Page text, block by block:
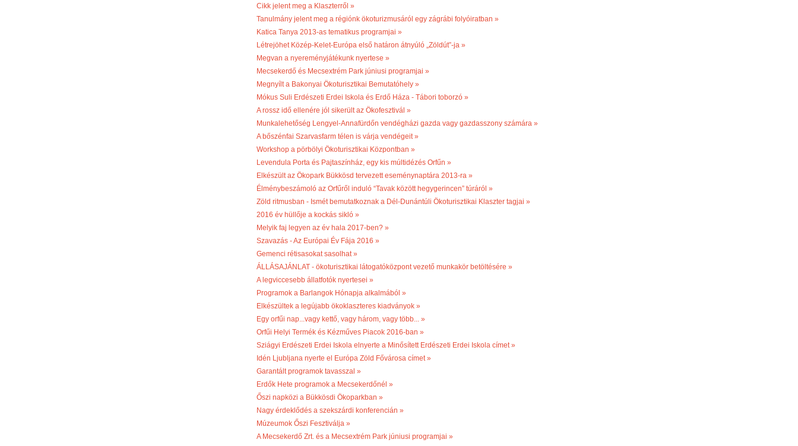
Cikk jelent meg a Klaszterről »
Tanulmány jelent meg a régiónk ökoturizmusáról egy zágrábi folyóiratban »
Katica Tanya 2013-as tematikus programjai »
Létrejöhet Közép-Kelet-Európa első határon átnyúló „Zöldút”-ja »
Megvan a nyereményjátékunk nyertese »
Mecsekerdő és Mecsextrém Park júniusi programjai »
Megnyílt a Bakonyai Ökoturisztikai Bemutatóhely »
Mókus Suli Erdészeti Erdei Iskola és Erdő Háza - Tábori toborzó »
A rossz idő ellenére jól sikerült az Ökofesztivál »
Munkalehetőség Lengyel-Annafürdőn vendégházi gazda vagy gazdasszony számára »
A bőszénfai Szarvasfarm télen is várja vendégeit »
Workshop a pörbölyi Ökoturisztikai Központban »
Levendula Porta és Pajtaszínház, egy kis múltidézés Orfűn »
Elkészült az Ökopark Bükkösd tervezett eseménynaptára 2013-ra »
Élménybeszámoló az Orfűről induló “Tavak között hegygerincen” túráról »
Zöld ritmusban - Ismét bemutatkoznak a Dél-Dunántúli Ökoturisztikai Klaszter tagjai »
2016 év hüllője a kockás sikló »
Melyik faj legyen az év hala 2017-ben? »
Szavazás - Az Európai Év Fája 2016 »
Gemenci rétisasokat sasolhat »
ÁLLÁSAJÁNLAT - ökoturisztikai látogatóközpont vezető munkakör betöltésére »
A legviccesebb állatfotók nyertesei »
Programok a Barlangok Hónapja alkalmából »
Elkészültek a legújabb ökoklaszteres kiadványok »
Egy orfűi nap...vagy kettő, vagy három, vagy több... »
Orfűi Helyi Termék és Kézműves Piacok 2016-ban »
Sziágyi Erdészeti Erdei Iskola elnyerte a Minősített Erdészeti Erdei Iskola címet »
Idén Ljubljana nyerte el Európa Zöld Fővárosa címet »
Garantált programok tavasszal »
Erdők Hete programok a Mecsekerdőnél »
Őszi napközi a Bükkösdi Ökoparkban »
Nagy érdeklődés a szekszárdi konferencián »
Múzeumok Őszi Fesztiválja »
A Mecsekerdő Zrt. és a Mecsextrém Park júniusi programjai »